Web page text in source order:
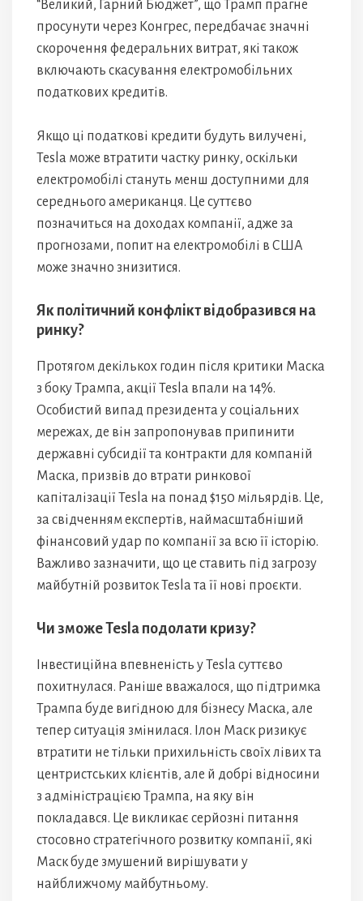
“Великий, Гарний Бюджет”, що Трамп прагне
просунути через Конгрес, передбачає значні
скорочення федеральних витрат, які також
включають скасування електромобільних
податкових кредитів.
Якщо ці податкові кредити будуть вилучені,
Tesla може втратити частку ринку, оскільки
електромобілі стануть менш доступними для
середнього американця. Це суттєво
позначиться на доходах компанії, адже за
прогнозами, попит на електромобілі в США
може значно знизитися.
Як політичний конфлікт відобразився на
ринку?
Протягом декількох годин після критики Маска
з боку Трампа, акції Tesla впали на 14%.
Особистий випад президента у соціальних
мережах, де він запропонував припинити
державні субсидії та контракти для компаній
Маска, призвів до втрати ринкової
капіталізації Tesla на понад $150 мільярдів. Це,
за свідченням експертів, наймасштабніший
фінансовий удар по компанії за всю її історію.
Важливо зазначити, що це ставить під загрозу
майбутній розвиток Tesla та її нові проєкти.
Чи зможе Tesla подолати кризу?
Інвестиційна впевненість у Tesla суттєво
похитнулася. Раніше вважалося, що підтримка
Трампа буде вигідною для бізнесу Маска, але
тепер ситуація змінилася. Ілон Маск ризикує
втратити не тільки прихильність своїх лівих та
центристських клієнтів, але й добрі відносини
з адміністрацією Трампа, на яку він
покладався. Це викликає серйозні питання
стосовно стратегічного розвитку компанії, які
Маск буде змушений вирішувати у
найближчому майбутньому.